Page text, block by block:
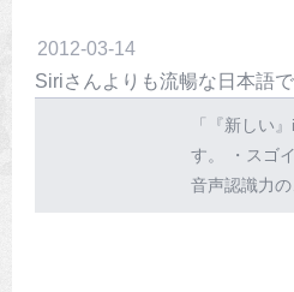
2012-03-14
Siriさんよりも流暢な日本語
「『新しい
す。 ・スゴ
音声認識力の